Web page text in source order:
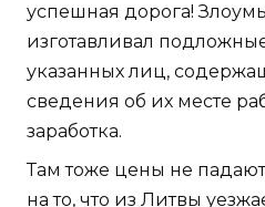
успешная дорога!
изготавливал
указанных лиц,
сведения об их месте
заработка.
Там тоже цены не
на то, что из Литвы